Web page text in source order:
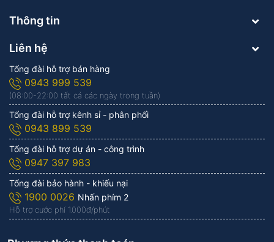
Thông tin
Liên hệ
Tổng đài hỗ trợ bán hàng
0943 999 539
(08:00-22:00 tất cả các ngày trong tuần)
Tổng đài hỗ trợ kênh sỉ - phân phối
0943 899 539
Tổng đài hỗ trợ dự án - công trình
0947 397 983
Tổng đài bảo hành - khiếu nại
1900 0026 Nhấn phím 2
Hỗ trợ cước phí 1.000đ/phút